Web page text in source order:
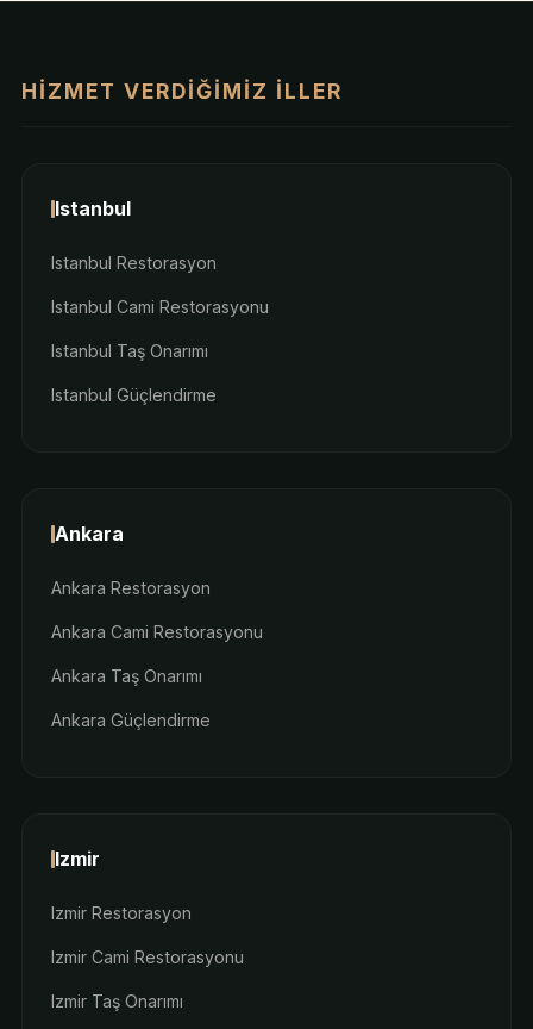
HIZMET VERDIĞIMIZ İLLER
Istanbul
Istanbul Restorasyon
Istanbul Cami Restorasyonu
Istanbul Taş Onarımı
Istanbul Güçlendirme
Ankara
Ankara Restorasyon
Ankara Cami Restorasyonu
Ankara Taş Onarımı
Ankara Güçlendirme
Izmir
Izmir Restorasyon
Izmir Cami Restorasyonu
Izmir Taş Onarımı